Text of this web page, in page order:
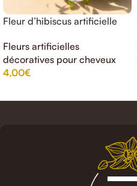
Fleur d’hibiscus artificielle
)8cm
Fleurs artificielles
décoratives pour cheveux
4,00€